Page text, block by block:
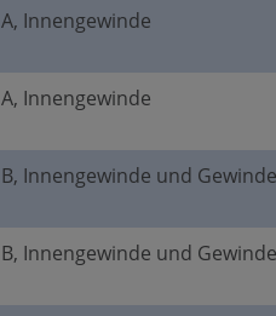
A, Innengewinde
A, Innengewinde
B, Innengewinde und
B, Innengewinde und